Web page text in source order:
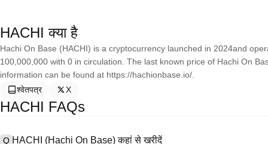
HACHI क्या है
Hachi On Base (HACHI) is a cryptocurrency launched in 2024and
100,000,000 with 0 in circulation. The last known price of Hachi On
information can be found at https://hachionbase.io/.
श्वेतपत्र
X
HACHI FAQs
Q HACHI (Hachi On Base) कहां से खरीदें